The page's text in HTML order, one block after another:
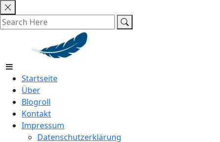
Skip
to
content
Startseite
Über
Blogroll
Kontakt
Impressum
Datenschutzerklärung